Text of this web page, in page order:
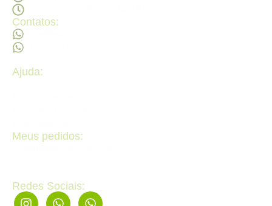
Contatos:
Ajuda:
Meus pedidos:
Redes Sociais: